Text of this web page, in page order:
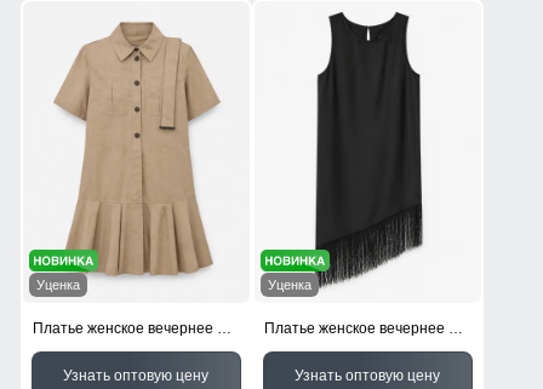
Уценка
Платье женское вечернее УЦЕНКА бежевого цвета 0959B
Узнать оптовую цену
Уценка
Платье женское вечернее УЦЕНКА черного цвета 0958Ch
Узнать оптовую цену